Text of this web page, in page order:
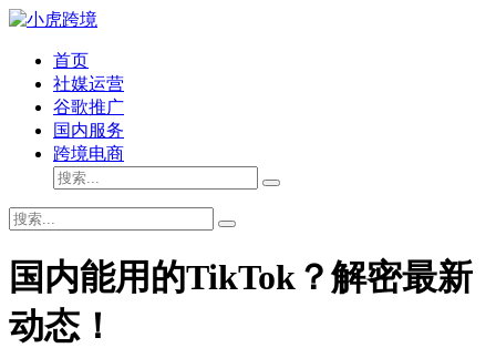
首页
社媒运营
谷歌推广
国内服务
跨境电商
国内能用的TikTok？解密最新
动态！